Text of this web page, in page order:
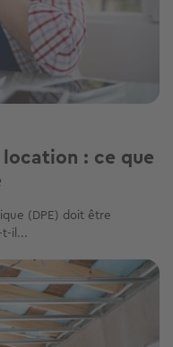
: ce que
(DPE) doit être
il...